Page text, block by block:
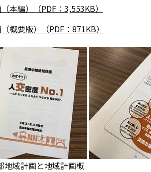
本編）（PDF：3,553KB）
概要版）（PDF：871KB）
地域計画と地域計画概